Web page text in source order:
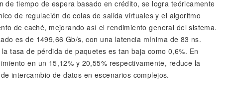
tiempo de espera basado en crédito, se logra teóricamente
de regulación de colas de salida virtuales y el algoritmo
de caché, mejorando así el rendimiento general del sistema.
es de 1499,66 Gb/s, con una latencia mínima de 83 ns.
tasa de pérdida de paquetes es tan baja como 0,6%. En
en un 15,12% y 20,55% respectivamente, reduce la
intercambio de datos en escenarios complejos.